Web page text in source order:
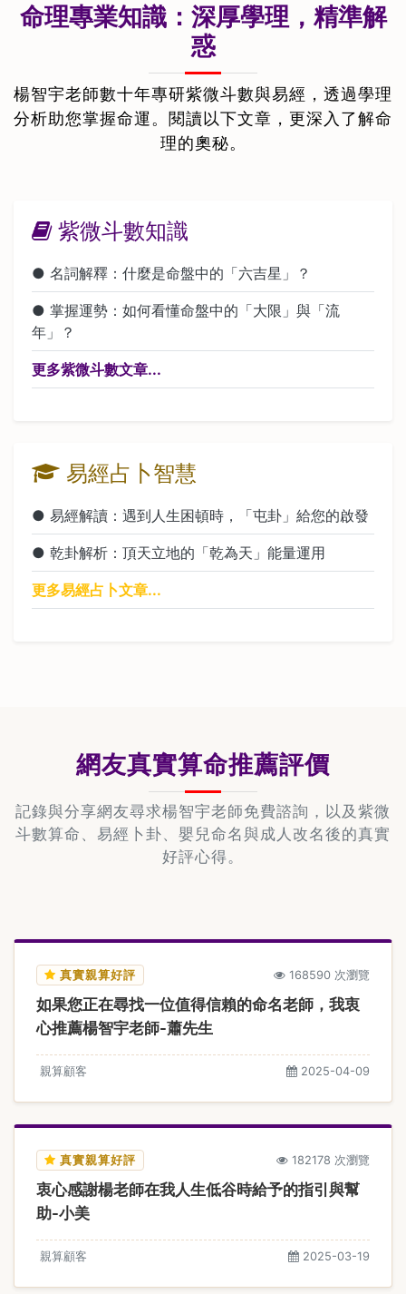
命理專業知識：深厚學理，精準解
惑
楊智宇老師數十年專研紫微斗數與易經，透過學理
分析助您掌握命運。閱讀以下文章，更深入了解命
理的奧秘。
紫微斗數知識
● 名詞解釋：什麼是命盤中的「六吉星」？
● 掌握運勢：如何看懂命盤中的「大限」與「流
年」？
更多紫微斗數文章...
易經占卜智慧
● 易經解讀：遇到人生困頓時，「屯卦」給您的啟發
● 乾卦解析：頂天立地的「乾為天」能量運用
更多易經占卜文章...
網友真實算命推薦評價
記錄與分享網友尋求楊智宇老師免費諮詢，以及紫微
斗數算命、易經卜卦、嬰兒命名與成人改名後的真實
好評心得。
真實親算好評 168590 次瀏覽
如果您正在尋找一位值得信賴的命名老師，我衷
心推薦楊智宇老師-蕭先生
親算顧客 2025-04-09
真實親算好評 182178 次瀏覽
衷心感謝楊老師在我人生低谷時給予的指引與幫
助-小美
親算顧客 2025-03-19